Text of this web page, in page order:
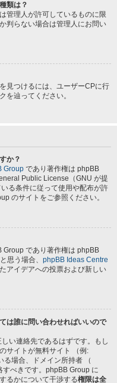
類は？
管理人が許可しているものに限
判らない場合は管理人にお問い
見つけるには、ユーザーCPに行
を辿ってください。
か？
Group であり著作権は phpBB
Public License（GNU が提
る条件に従って使用や配布が許
のサイトをご参照ください。
Group であり著作権は phpBB
思う場合、 phpBB Ideas Centre
アイデアへの投票および新しい
は誰に問い合わせればいいので
い連絡先であるはずです。もし
サイトが無料サイト （例:
る場合、ドメイン所持者 （
べきです。phpBB Group に
るかについて干渉する権限は全